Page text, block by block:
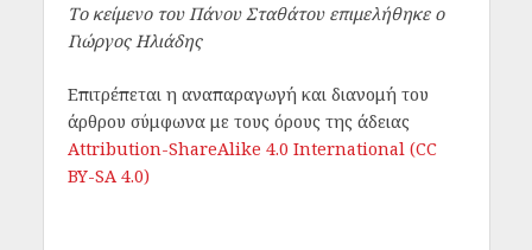
Το κείμενο του Πάνου Σταθάτου επιμελήθηκε ο
Γιώργος Ηλιάδης
Επιτρέπεται η αναπαραγωγή και διανομή του
άρθρου σύμφωνα με τους όρους της άδειας
Attribution-ShareAlike 4.0 International (CC
BY-SA 4.0)